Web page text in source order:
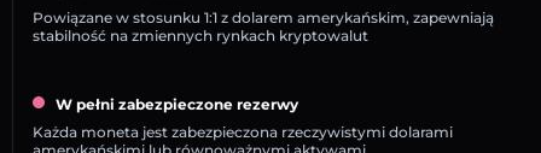
Powiązane w stosunku 1:1 z dolarem amerykańskim, zapewniają
stabilność na zmiennych rynkach kryptowalut
W pełni zabezpieczone rezerwy
Każda moneta jest zabezpieczona rzeczywistymi dolarami